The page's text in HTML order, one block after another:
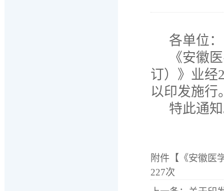
各单位：
《安徽
订）》业经
以印发施行
特此通
附件【 《安徽医
227次